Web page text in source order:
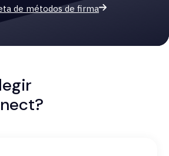
de métodos de firma